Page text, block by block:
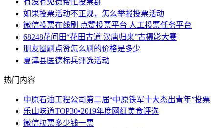
如果投票活动不正规，怎么举报投票活动
微信投票在线刷 点赞投票平台 人工投票任务平台
68248花间田“花田古道 汉唐归来”古摄影大赛
朋友圈刷点赞怎么刷的价格是多少
夏津县医德标兵评选活动
热门内容
中原石油工程公司第二届“中原铁军十大杰出青年”投票
乐山味道TOP30•2019年度网红美食评选
微信拉票多少钱一票